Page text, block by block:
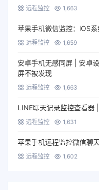
远程监控 1,663
苹果手机微信监控：iOS
远程监控 1,659
安卓手机无感同屏 | 安卓
屏不被发现
远程监控 1,663
LINE聊天记录监控查看
远程监控 1,631
苹果手机远程监控微信聊
远程监控 1,602